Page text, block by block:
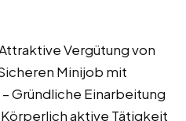
Vergütung von
Minijob mit
Gründliche Einarbeitung
aktive Tätigkeit